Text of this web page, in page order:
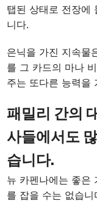
탭된 상태로 전장에
니다.
은닉을 가진 지속물
를 그 카드의 마나
주는 또다른 능력을
패밀리 간의
사들에서도
습니다.
뉴 카펜나에는 좋은
를 잡을 수는 없습